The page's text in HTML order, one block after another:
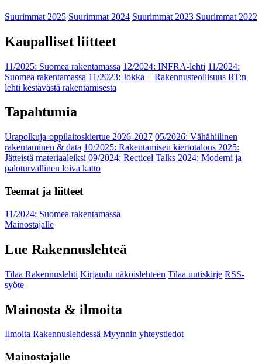
Suurimmat 2025 Suurimmat 2024 Suurimmat 2023 Suurimmat 2022
Kaupalliset liitteet
11/2025: Suomea rakentamassa 12/2024: INFRA-lehti 11/2024:
Suomea rakentamassa 11/2023: Jokka − Rakennusteollisuus RT:n
lehti kestävästä rakentamisesta
Tapahtumia
Urapolkuja-oppilaitoskiertue 2026-2027 05/2026: Vähähiilinen
rakentaminen & data 10/2025: Rakentamisen kiertotalous 2025:
Jätteistä materiaaleiksi 09/2024: Recticel Talks 2024: Moderni ja
paloturvallinen loiva katto
Teemat ja liitteet
11/2024: Suomea rakentamassa
Mainostajalle
Lue Rakennuslehteä
Tilaa Rakennuslehti Kirjaudu näköislehteen Tilaa uutiskirje RSS-
syöte
Mainosta & ilmoita
Ilmoita Rakennuslehdessä Myynnin yhteystiedot
Mainostajalle